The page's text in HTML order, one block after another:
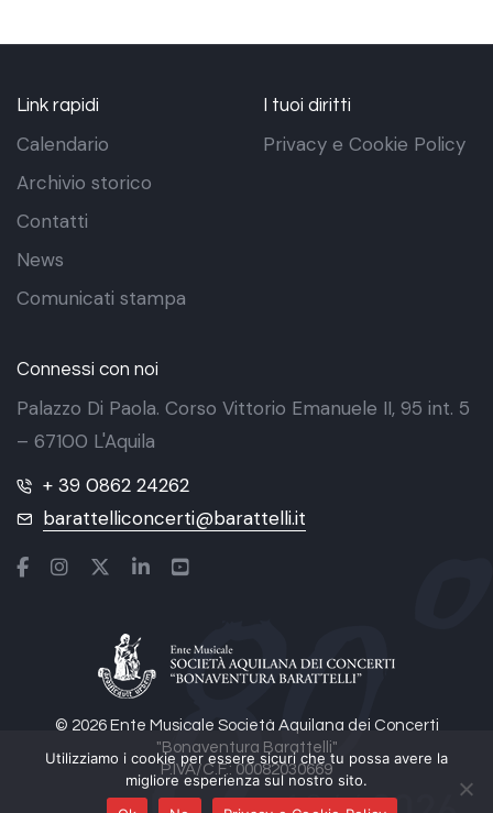
© 2026 Ente Musicale Società Aquilana dei Concerti
"Bonaventura Barattelli"
P.IVA/C.F.: 00082030669
Link rapidi
Calendario
Archivio storico
Contatti
News
Comunicati stampa
I tuoi diritti
Privacy e Cookie Policy
Connessi con noi
Palazzo Di Paola. Corso Vittorio Emanuele II, 95 int. 5
– 67100 L'Aquila
+ 39 0862 24262
barattelliconcerti@barattelli.it
Utilizziamo i cookie per essere sicuri che tu possa avere la
migliore esperienza sul nostro sito.